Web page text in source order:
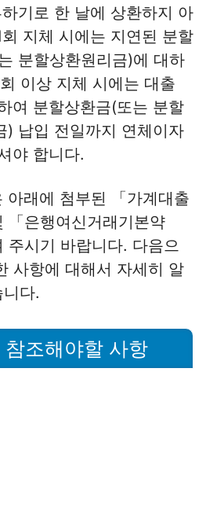
기로 한 날에 상환하지 아
지체 시에는 지연된 분할
분할상환원리금)에 대하
이상 지체 시에는 대출
여 분할상환금(또는 분할
) 납입 전일까지 연체이자
야 합니다.
아래에 첨부된 「가계대출
「은행여신거래기본약
주시기 바랍니다. 다음으
사항에 대해서 자세히 알
다.
조해야할 사항